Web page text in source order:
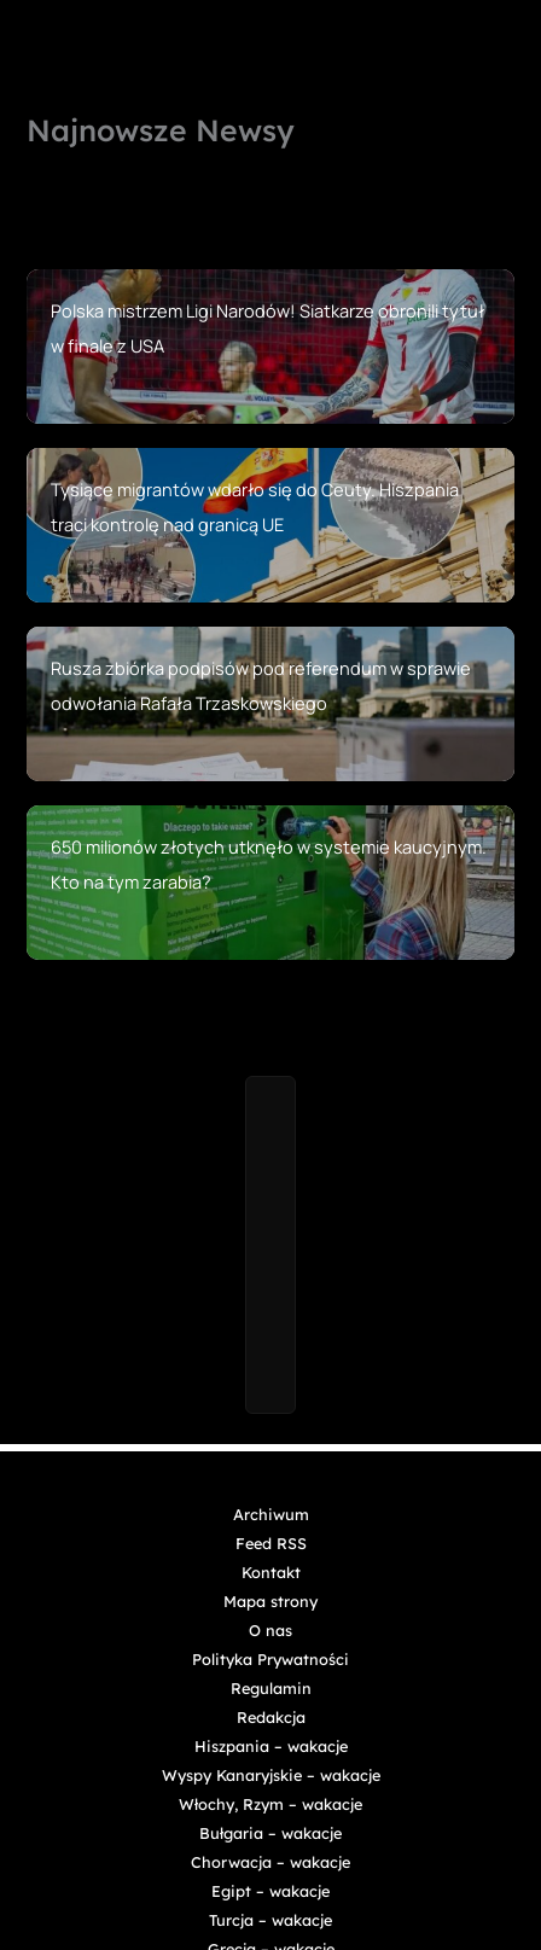
Najnowsze Newsy
Polska mistrzem Ligi Narodów! Siatkarze obronili tytuł
w finale z USA
Tysiące migrantów wdarło się do Ceuty. Hiszpania
traci kontrolę nad granicą UE
Rusza zbiórka podpisów pod referendum w sprawie
odwołania Rafała Trzaskowskiego
650 milionów złotych utknęło w systemie kaucyjnym.
Kto na tym zarabia?
Archiwum
Feed RSS
Kontakt
Mapa strony
O nas
Polityka Prywatności
Regulamin
Redakcja
Hiszpania – wakacje
Wyspy Kanaryjskie – wakacje
Włochy, Rzym – wakacje
Bułgaria – wakacje
Chorwacja – wakacje
Egipt – wakacje
Turcja – wakacje